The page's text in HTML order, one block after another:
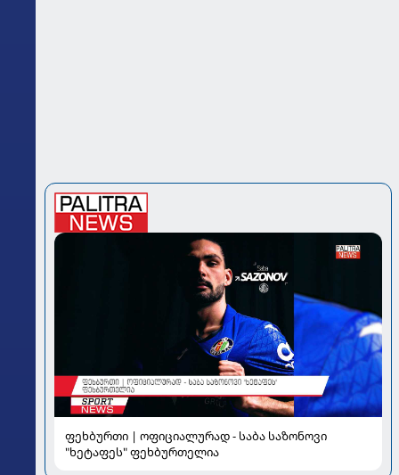
ფეხბურთი | ოფიციალურად - საბა საზონოვი
"ხეტაფეს" ფეხბურთელია